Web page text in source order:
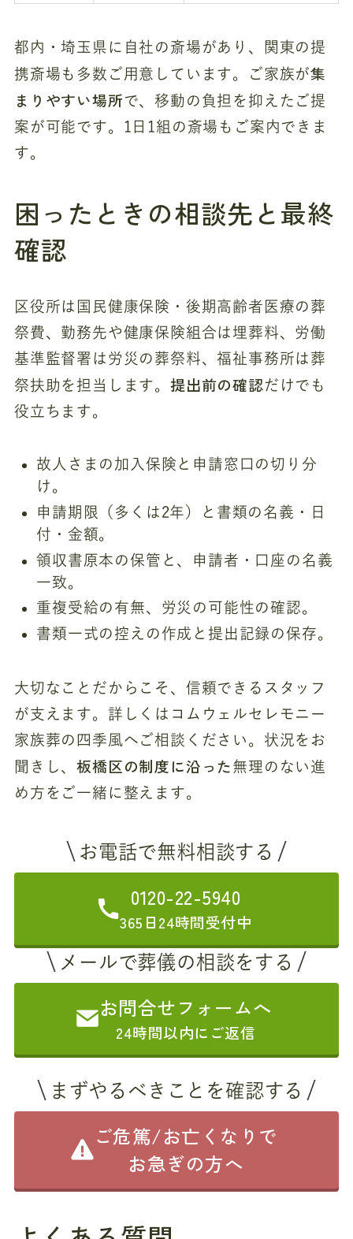
都内・埼玉県に自社の斎場があり、関東の提
携斎場も多数ご用意しています。ご家族が集
まりやすい場所 で、移動の負担を抑えたご提
案が可能です。1日1組の斎場もご案内できま
す。
困ったときの相談先と最終
確認
区役所は国民健康保険・後期高齢者医療の葬
祭費、勤務先や健康保険組合は埋葬料、労働
基準監督署は労災の葬祭料、福祉事務所は葬
祭扶助を担当します。 提出前の確認だけでも
役立ちます。
故人さまの加入保険と申請窓口の切り分
け。
申請期限（多くは2年）と書類の名義・日
付・金額。
領収書原本の保管と、申請者・口座の名義
一致。
重複受給の有無、労災の可能性の確認。
書類一式の控えの作成と提出記録の保存。
大切なことだからこそ、信頼できるスタッフ
が支えます。詳しくはコムウェルセレモニー
家族葬の四季風へご相談ください。状況をお
聞きし、板橋区の制度に沿った 無理のない進
め方をご一緒に整えます。
お電話で無料相談する
0120-22-5940
365日24時間受付中
メールで葬儀の相談をする
お問合せフォームへ
24時間以内にご返信
まずやるべきことを確認する
ご危篤/お亡くなりで
お急ぎの方へ